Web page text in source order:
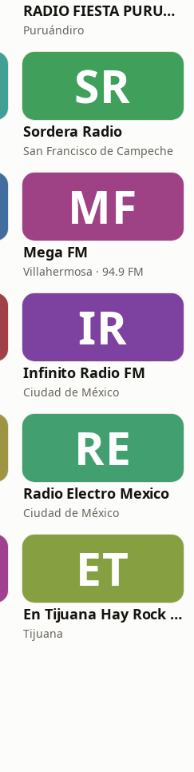
RADIO FIESTA PURUANDIRO
Puruándiro
SR
Sordera Radio
San Francisco de Campeche
MF
Mega FM
Villahermosa · 94.9 FM
IR
Infinito Radio FM
Ciudad de México
RE
Radio Electro Mexico
Ciudad de México
ET
En Tijuana Hay Rock Radio FM
Tijuana